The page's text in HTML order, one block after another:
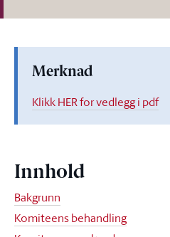
Merknad
Klikk HER for vedlegg i pdf
Innhold
Bakgrunn
Komiteens behandling